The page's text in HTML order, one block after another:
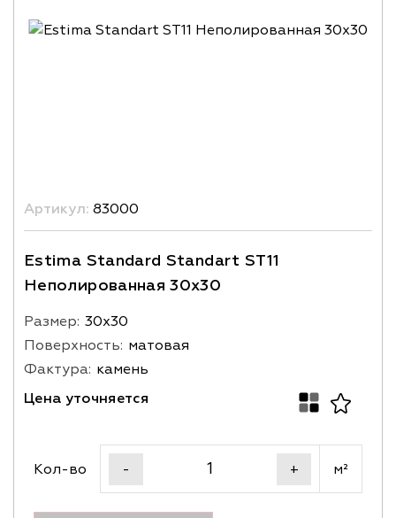
Артикул: 83000
Estima Standard Standart ST11
Неполированная 30x30
Размер: 30х30
Поверхность: матовая
Фактура: камень
Цена уточняется
Кол-во - + м²